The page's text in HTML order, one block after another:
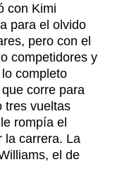
con Kimi
para el olvido
pero con el
competidores y
completo
corre para
tres vueltas
rompía el
la carrera. La
el de